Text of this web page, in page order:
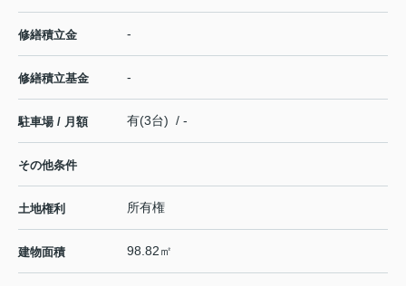
修繕積立金 -
修繕積立基金 -
駐車場 / 月額 有(3台) / -
その他条件
土地権利 所有権
建物面積 98.82㎡